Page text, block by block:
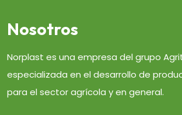
Nosotros
Norplast es una empresa del grupo
especializada en el desarrollo de
para el sector agrícola y en general.